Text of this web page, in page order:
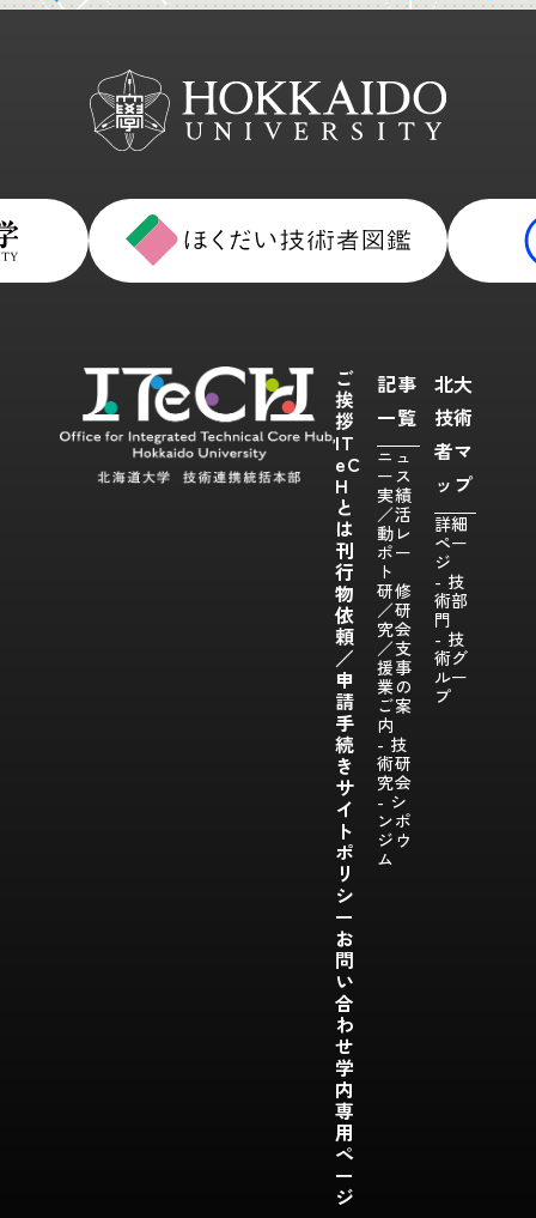
ご
挨
拶
IT
eC
H
と
は
刊
行
物
依
頼
／
申
請
手
続
き
サ
イ
ト
ポ
リ
シ
ー
お
問
い
合
わ
せ
学
内
専
用
ペ
ー
ジ
記事
一覧
ニュ
ース
実績
／活
動レ
ポー
ト
研修
／研
究会
／支
援事
業の
ご案
内
- 技
術研
究会
- シ
ンポ
ジウ
ム
北大
技術
者マ
ップ
詳細
ペー
ジ
- 技
術部
門
- 技
術グ
ルー
プ